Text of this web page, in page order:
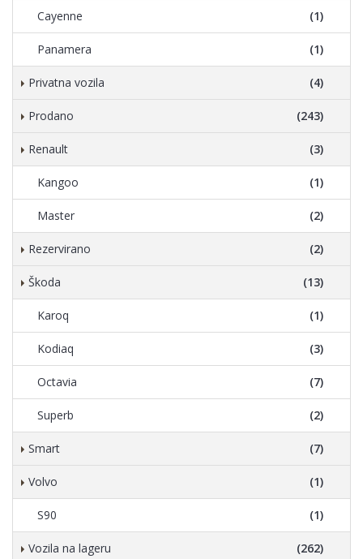
Cayenne (1)
Panamera (1)
Privatna vozila (4)
Prodano (243)
Renault (3)
Kangoo (1)
Master (2)
Rezervirano (2)
Škoda (13)
Karoq (1)
Kodiaq (3)
Octavia (7)
Superb (2)
Smart (7)
Volvo (1)
S90 (1)
Vozila na lageru (262)